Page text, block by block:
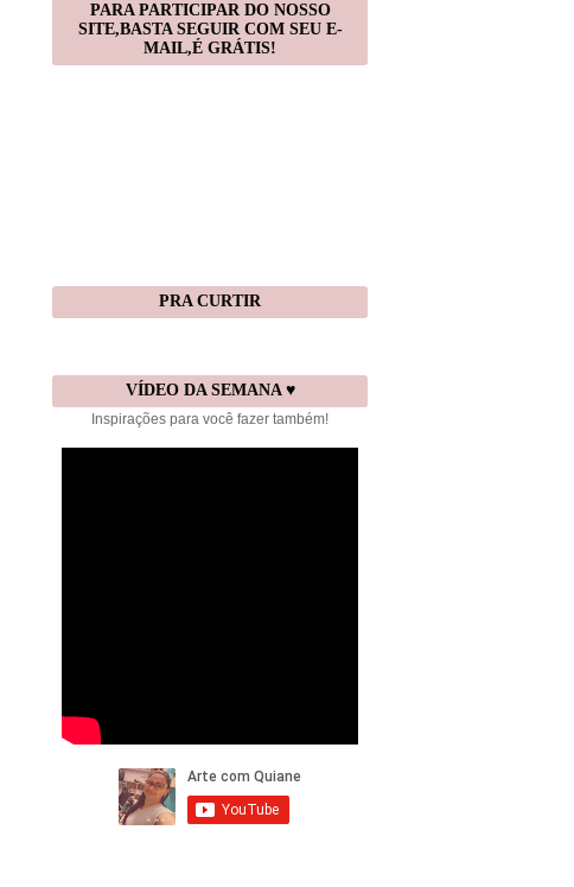
PARA PARTICIPAR DO NOSSO
SITE,BASTA SEGUIR COM SEU E-
MAIL,É GRÁTIS!
PRA CURTIR
VÍDEO DA SEMANA ♥
Inspirações para você fazer também!